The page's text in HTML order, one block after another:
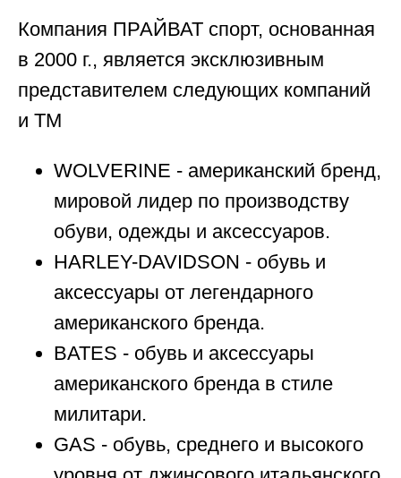
Компания ПРАЙВАТ спорт, основанная
в 2000 г., является эксклюзивным
представителем следующих компаний
и ТМ
WOLVERINE - американский бренд,
мировой лидер по производству
обуви, одежды и аксессуаров.
HARLEY-DAVIDSON - обувь и
аксессуары от легендарного
американского бренда.
BATES - обувь и аксессуары
американского бренда в стиле
милитари.
GAS - обувь, среднего и высокого